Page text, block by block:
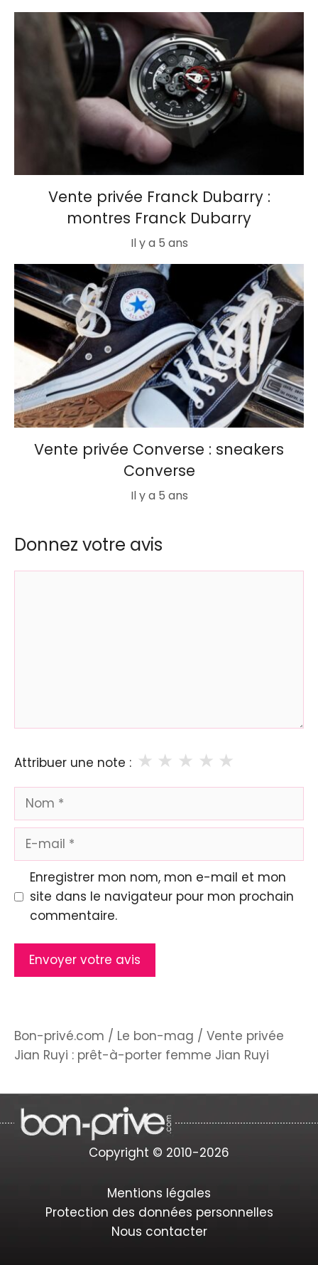
Vente privée Franck Dubarry :
montres Franck Dubarry
Il y a 5 ans
Vente privée Converse : sneakers
Converse
Il y a 5 ans
Donnez votre avis
Attribuer une note : ★
★
★
★
★
Nom
Enregistrer mon nom, mon e-mail et mon
site dans le navigateur pour mon prochain
commentaire.
Bon-privé.com / Le bon-mag / Vente privée
Jian Ruyi : prêt-à-porter femme Jian Ruyi
Copyright © 2010-2026
Mentions légales
Protection des données personnelles
Nous contacter